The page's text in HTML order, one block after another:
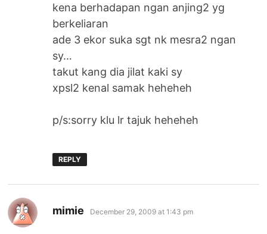
kena berhadapan ngan anjing2 yg
berkeliaran
ade 3 ekor suka sgt nk mesra2 ngan
sy…
takut kang dia jilat kaki sy
xpsl2 kenal samak heheheh
p/s:sorry klu lr tajuk heheheh
REPLY
mimie says:
December 29, 2009 at 1:43 pm